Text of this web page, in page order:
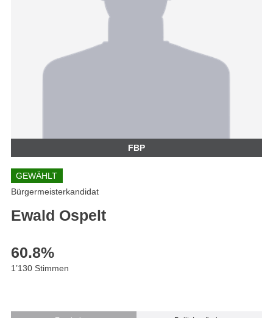
FBP
GEWÄHLT
Bürgermeisterkandidat
Ewald Ospelt
60.8%
1’130 Stimmen